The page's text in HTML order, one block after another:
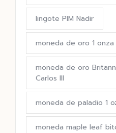
lingote PIM Nadir
moneda de oro 1 onza
moneda de oro
Carlos III
moneda de paladio 1
moneda maple leaf